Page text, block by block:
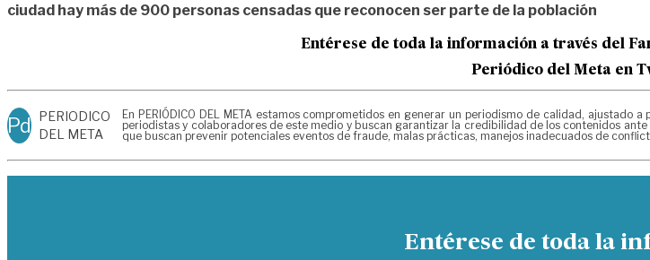
ciudad hay más de 900 personas censadas que reconocen ser parte de la población
Entérese de toda la información a través del
Periódico del Meta en
Pd
PERIODICO
DEL META
En PERIÓDICO DEL META estamos comprometidos en generar un periodismo de calidad,
periodistas y colaboradores de este medio y buscan garantizar la credibilidad de los contenidos
que buscan prevenir potenciales eventos de fraude, malas prácticas, manejos inadecuados de
Entérese de toda la